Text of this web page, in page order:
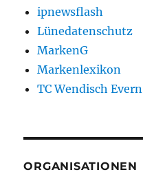
ipnewsflash
Lünedatenschutz
MarkenG
Markenlexikon
TC Wendisch Evern
ORGANISATIONEN